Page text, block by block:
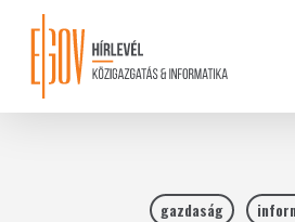
content
gazdaság